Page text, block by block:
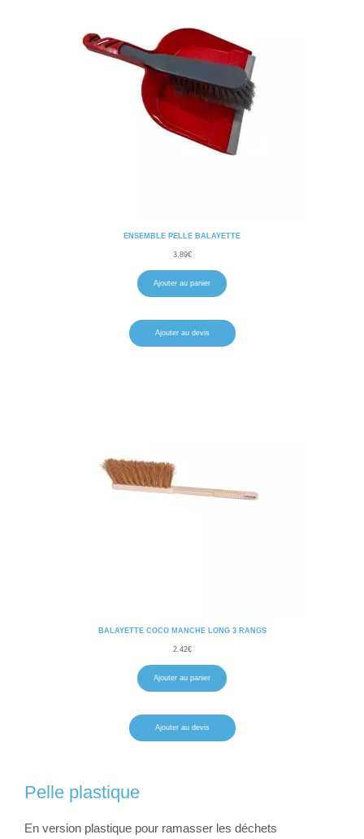
ENSEMBLE PELLE BALAYETTE
3.89€
Ajouter au panier
Ajouter au devis
BALAYETTE COCO MANCHE LONG 3 RANGS
2.42€
Ajouter au panier
Ajouter au devis
Pelle plastique
En version plastique pour ramasser les déchets